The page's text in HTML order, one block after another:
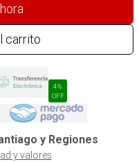
carrito
4%
OFF
y Regiones
y valores